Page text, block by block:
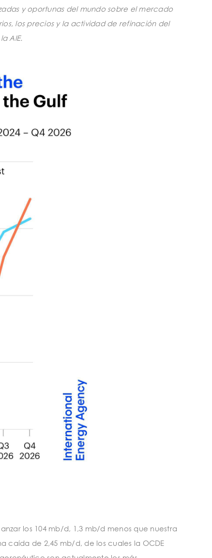
y oportunas del mundo sobre el mercado
los precios y la actividad de refinación del
AIE.
los 104 mb/d, 1,3 mb/d menos que nuestra
caída de 2,45 mb/d, de los cuales la OCDE